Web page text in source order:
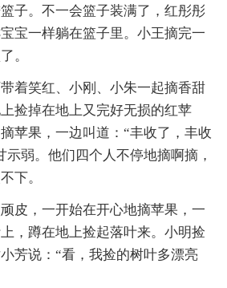
子。不一会篮子装满了，红彤彤
宝一样躺在篮子里。小王摘完一
。
着笑红、小刚、小朱一起摘香甜
捡掉在地上又完好无损的红苹
苹果，一边叫道：“丰收了，丰收
示弱。他们四个人不停地摘啊摘，
下。
皮，一开始在开心地摘苹果，一
，蹲在地上捡起落叶来。小明捡
芳说：“看，我捡的树叶多漂亮